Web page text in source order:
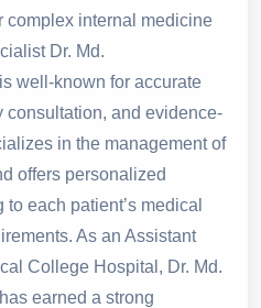
complex internal medicine
Dr. Md.
well-known for accurate
and evidence-
in the management of
offers personalized
each patient’s medical
As an Assistant
College Hospital, Dr. Md.
earned a strong